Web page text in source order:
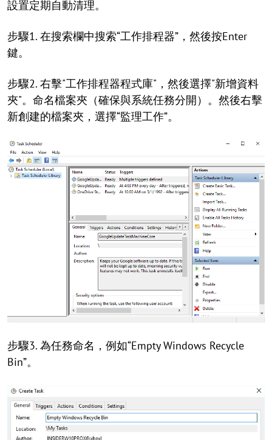
設置定期自動清理。
步驟1. 在搜索欄中搜索“工作排程器”，然後按Enter
鍵。
步驟2. 右擊"工作排程器程式庫"，然後選擇"新增資料
夾"。命名檔案夾（確保與系統任務分開）。然後右擊
新創建的檔案夾，選擇“監理工作”。
步驟3. 為任務命名，例如“Empty Windows Recycle
Bin”。